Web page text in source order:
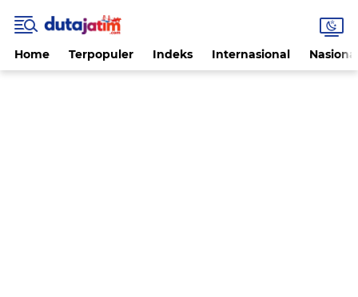
Home Terpopuler Indeks Internasional